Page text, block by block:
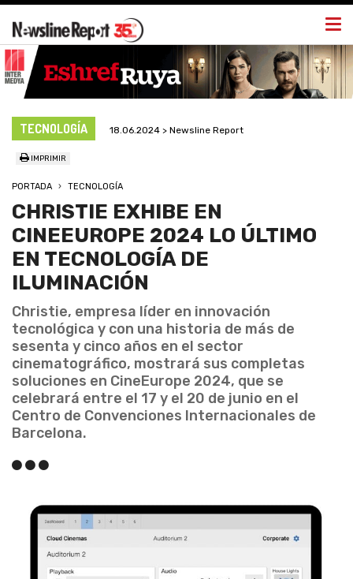
TECNOLOGÍA 18.06.2024 > Newsline Report
IMPRIMIR
PORTADA TECNOLOGÍA
CHRISTIE EXHIBE EN
CINEEUROPE 2024 LO ÚLTIMO
EN TECNOLOGÍA DE
ILUMINACIÓN
Christie, empresa líder en innovación
tecnológica y con una historia de más de
sesenta y cinco años en el sector
cinematográfico, mostrará sus completas
soluciones en CineEurope 2024, que se
celebrará entre el 17 y el 20 de junio en el
Centro de Convenciones Internacionales de
Barcelona.